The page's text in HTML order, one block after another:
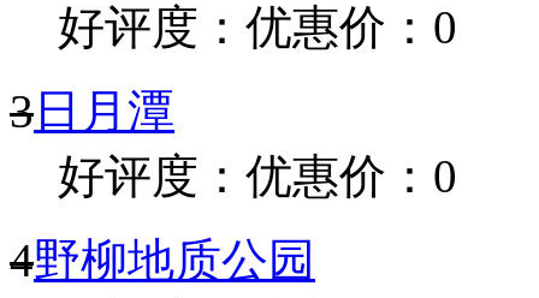
好评度： 优惠价：0
3 日月潭
好评度： 优惠价：0
4野柳地质公园